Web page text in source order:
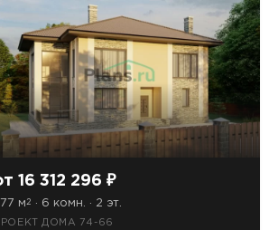
16 312 296 ₽
м2 · 6 комн. · 2 эт.
ДОМА 74-66